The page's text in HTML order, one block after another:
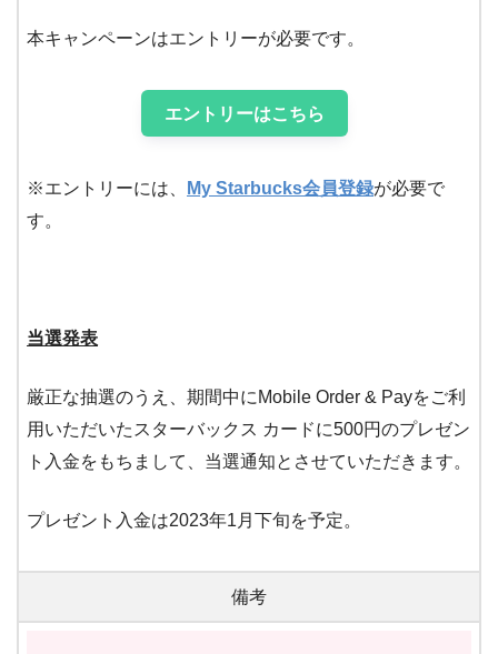
本キャンペーンはエントリーが必要です。
エントリーはこちら
※エントリーには、 My Starbucks会員登録が必要で
す。
当選発表
厳正な抽選のうえ、期間中にMobile Order & Payをご利
用いただいたスターバックス カードに500円のプレゼン
ト入金をもちまして、当選通知とさせていただきます。
プレゼント入金は2023年1月下旬を予定。
備考